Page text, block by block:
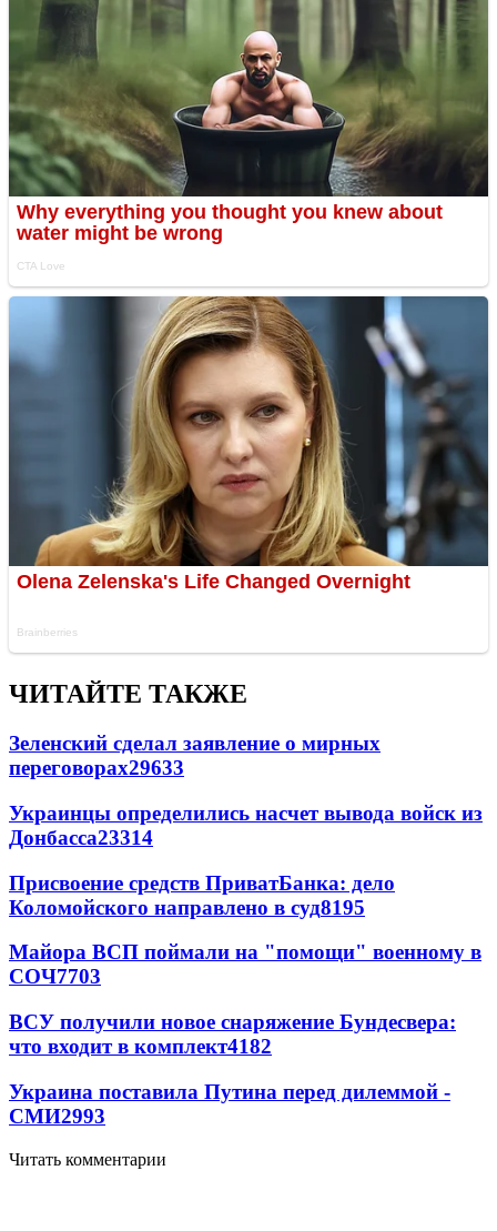
ЧИТАЙТЕ ТАКЖЕ
Зеленский сделал заявление о мирных
переговорах29633
Украинцы определились насчет вывода войск из
Донбасса23314
Присвоение средств ПриватБанка: дело
Коломойского направлено в суд8195
Майора ВСП поймали на "помощи" военному в
СОЧ7703
ВСУ получили новое снаряжение Бундесвера:
что входит в комплект4182
Украина поставила Путина перед дилеммой -
СМИ2993
Читать комментарии